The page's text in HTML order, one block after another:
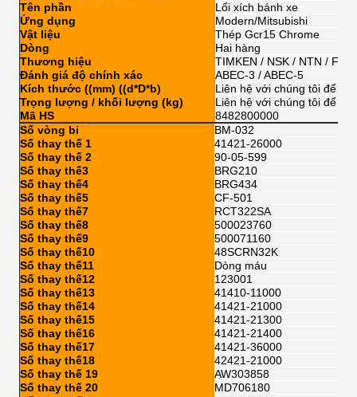
Tên phần
Lối xích bánh xe
Ứng dụng
Modern/Mitsubishi
Vật liệu
Thép Gcr15 Chrome
Dòng
Hai hàng
Thương hiệu
TIMKEN / NSK / NTN /
Đánh giá độ chính xác
ABEC-3 / ABEC-5
Kích thước ((mm) ((d*D*b)
Liên hệ với chúng tôi để biết
Trọng lượng / khối lượng (kg)
Liên hệ với chúng tôi để biết
Mã HS
8482800000
Số vòng bi
BM-032
Số thay thế 1
41421-26000
Số thay thế 2
90-05-599
Số thay thế3
BRG210
Số thay thế4
BRG434
Số thay thế5
CF-501
Số thay thế7
RCT322SA
Số thay thế8
500023760
Số thay thế9
500071160
Số thay thế10
48SCRN32K
Số thay thế11
Dòng máu
Số thay thế12
123001
Số thay thế13
41410-11000
Số thay thế14
41421-21000
Số thay thế15
41421-21300
Số thay thế16
41421-21400
Số thay thế17
41421-36000
Số thay thế18
42421-21000
Số thay thế 19
AW303858
Số thay thế 20
MD706180